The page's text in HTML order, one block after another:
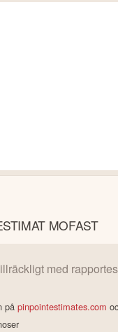
MOFAST
med
på pinpointestimates.com